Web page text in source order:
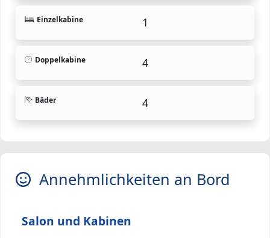
Einzelkabine 1
Doppelkabine 4
Bäder 4
Annehmlichkeiten an Bord
Salon und Kabinen